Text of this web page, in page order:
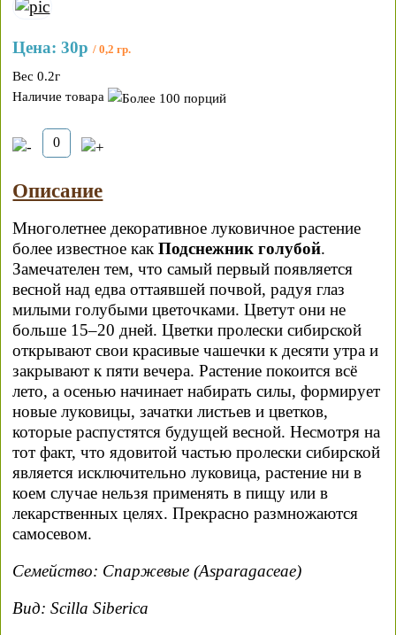
Цена: 30р / 0,2 гр.
Вес 0.2г
Наличие товара
Описание
Многолетнее декоративное луковичное растение
более известное какПодснежник голубой.
Замечателен тем, что самый первый появляется
весной над едва оттаявшей почвой, радуя глаз
милыми голубыми цветочками. Цветут они не
больше 15–20 дней. Цветки пролески сибирской
открывают свои красивые чашечки к десяти утра и
закрывают к пяти вечера. Растение покоится всё
лето, а осенью начинает набирать силы, формирует
новые луковицы, зачатки листьев и цветков,
которые распустятся будущей весной. Несмотря на
тот факт, что ядовитой частью пролески сибирской
является исключительно луковица, растение ни в
коем случае нельзя применять в пищу или в
лекарственных целях. Прекрасно размножаются
самосевом.
Семейство: Спаржевые (Asparagaceae)
Вид: Scilla Siberica